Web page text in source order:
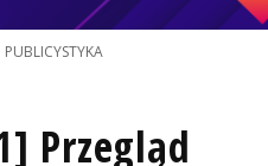
PUBLICYSTYKA
Przegląd